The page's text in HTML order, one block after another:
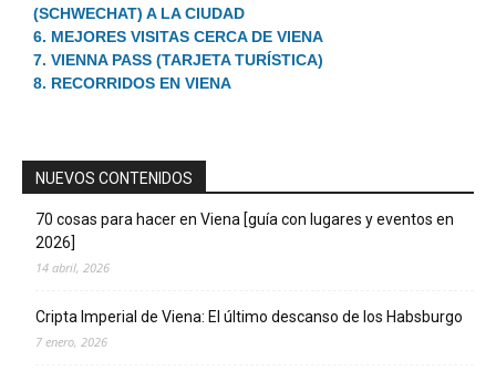
(SCHWECHAT) A LA CIUDAD
6. MEJORES VISITAS CERCA DE VIENA
7. VIENNA PASS (TARJETA TURÍSTICA)
8. RECORRIDOS EN VIENA
NUEVOS CONTENIDOS
70 cosas para hacer en Viena [guía con lugares y eventos en
2026]
14 abril, 2026
Cripta Imperial de Viena: El último descanso de los Habsburgo
7 enero, 2026